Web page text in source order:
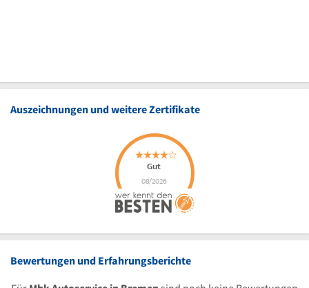
Auszeichnungen und weitere Zertifikate
Bewertungen und Erfahrungsberichte